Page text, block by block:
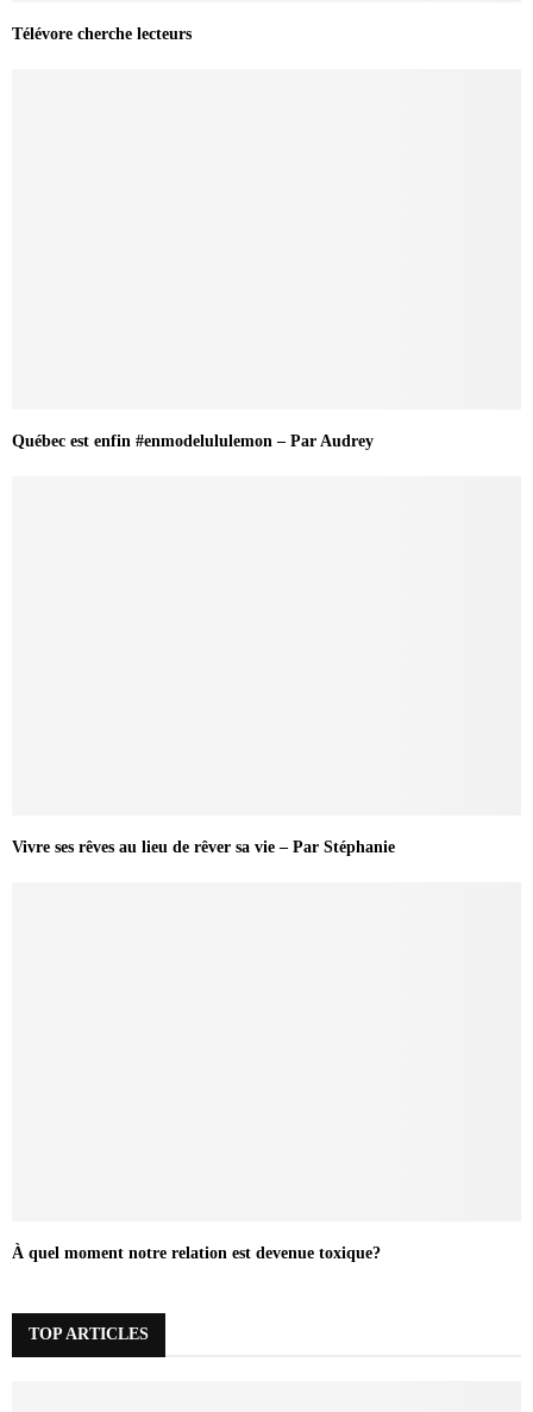
Télévore cherche lecteurs
Québec est enfin #enmodelululemon – Par Audrey
Vivre ses rêves au lieu de rêver sa vie – Par Stéphanie
À quel moment notre relation est devenue toxique?
TOP ARTICLES